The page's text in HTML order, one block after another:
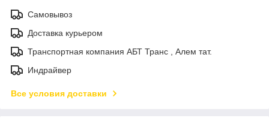
Самовывоз
Доставка курьером
Транспортная компания АБТ Транс , Алем тат.
Индрайвер
Все условия доставки